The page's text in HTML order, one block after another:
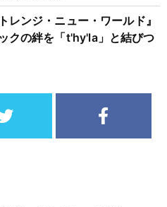
レンジ・ニュー・ワールド』
クの絆を「t'hy'la」と結びつ